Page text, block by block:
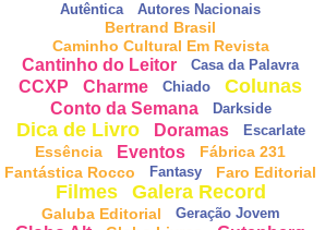
Autêntica Autores Nacionais
Bertrand Brasil
Caminho Cultural Em Revista
Cantinho do Leitor Casa da Palavra
CCXP Charme Chiado Colunas
Conto da Semana Darkside
Dica de Livro Doramas Escarlate
Essência Eventos
Fábrica 231
Fantástica Rocco
Fantasy Faro Editorial
Filmes Galera Record
Galuba Editorial Geração Jovem